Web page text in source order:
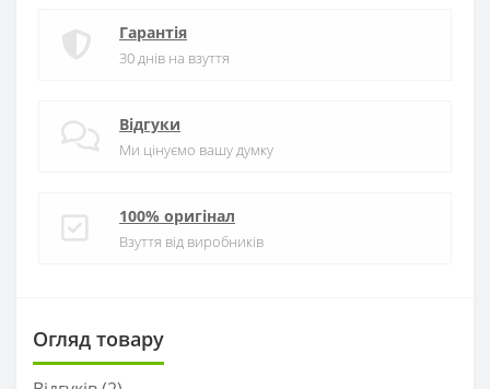
Гарантія
30 днів на взуття
Відгуки
Ми цінуємо вашу думку
100% оригінал
Взуття від виробників
Огляд товару